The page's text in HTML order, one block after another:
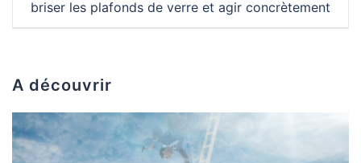
briser les plafonds de verre et agir concrètement
A découvrir